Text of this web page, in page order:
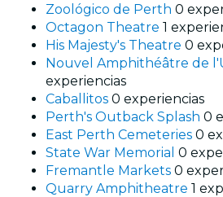
Zoológico de Perth 0
Octagon Theatre 1
His Majesty's Theatre 0
Nouvel Amphithéâtre de
experiencias
Caballitos 0 experiencias
Perth's Outback Splash 0
East Perth Cemeteries 0
State War Memorial 0
Fremantle Markets 0
Quarry Amphitheatre 1